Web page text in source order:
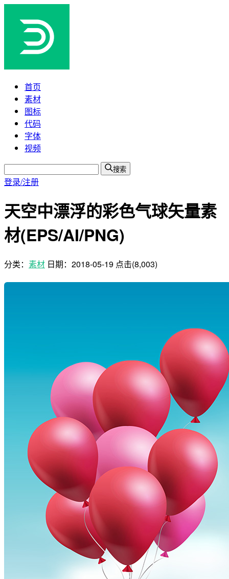
首页
素材
图标
代码
字体
视频
搜索
登录/注册
天空中漂浮的彩色气球矢量素
材(EPS/AI/PNG)
分类： 素材 日期： 2018-05-19 点击(8,003)